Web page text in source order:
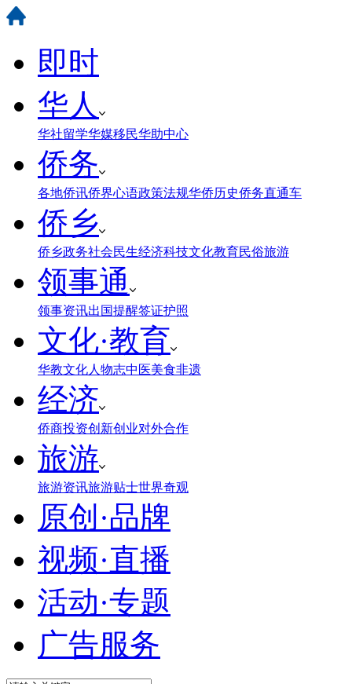
即时
华人
华社留学华媒移民华助中心
侨务
各地侨讯侨界心语政策法规华侨历史侨务直通车
侨乡
侨乡政务社会民生经济科技文化教育民俗旅游
领事通
领事资讯出国提醒签证护照
文化·教育
华教文化人物志中医美食非遗
经济
侨商投资创新创业对外合作
旅游
旅游资讯旅游贴士世界奇观
原创·品牌
视频·直播
活动·专题
广告服务